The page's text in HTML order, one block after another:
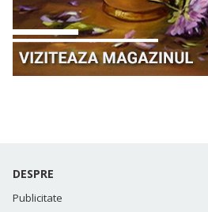
DESPRE
Publicitate